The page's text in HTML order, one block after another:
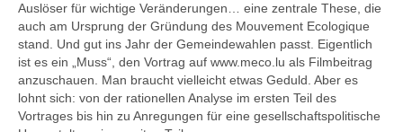
Auslöser für wichtige Veränderungen… eine zentrale These, die
auch am Ursprung der Gründung des Mouvement Ecologique
stand. Und gut ins Jahr der Gemeindewahlen passt. Eigentlich
ist es ein „Muss“, den Vortrag auf www.meco.lu als Filmbeitrag
anzuschauen. Man braucht vielleicht etwas Geduld. Aber es
lohnt sich: von der rationellen Analyse im ersten Teil des
Vortrages bis hin zu Anregungen für eine gesellschaftspolitische